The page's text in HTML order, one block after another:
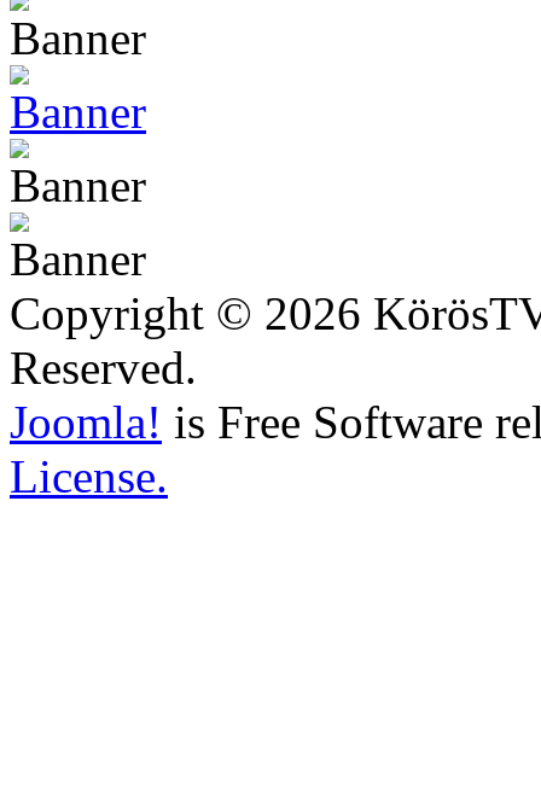
Copyright © 2026
Reserved.
Joomla! is Free Software
License.